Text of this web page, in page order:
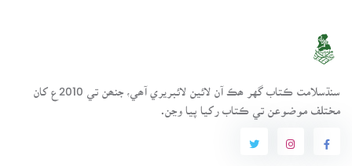
سنڌسلامت ڪتاب گهر ھڪ آن لائين لائبريري آھي، جنھن تي 2010ع کان
مختلف موضوعن تي ڪتاب رکيا پيا وڃن.